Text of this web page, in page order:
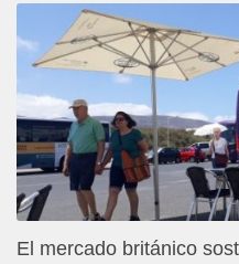
El mercado británico